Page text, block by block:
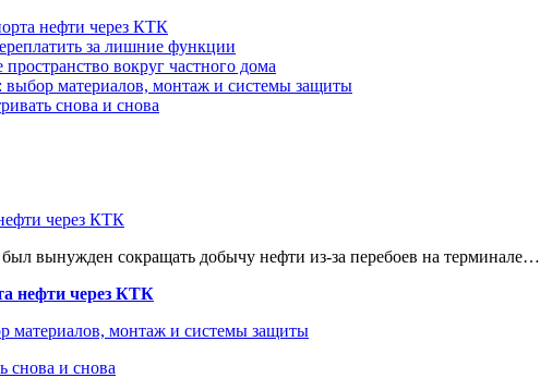
нефти через КТК
за лишние функции
вокруг частного дома
выбор материалов, монтаж и системы защиты
снова и снова
через КТК
был вынужден сокращать добычу нефти из-за перебоев на терминале…
нефти через КТК
материалов, монтаж и системы защиты
снова и снова